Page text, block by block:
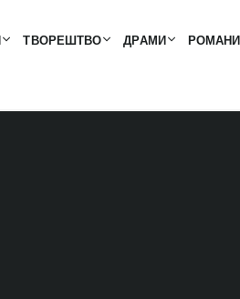
ТВОРЕШТВО ДРАМИ РОМАНИ